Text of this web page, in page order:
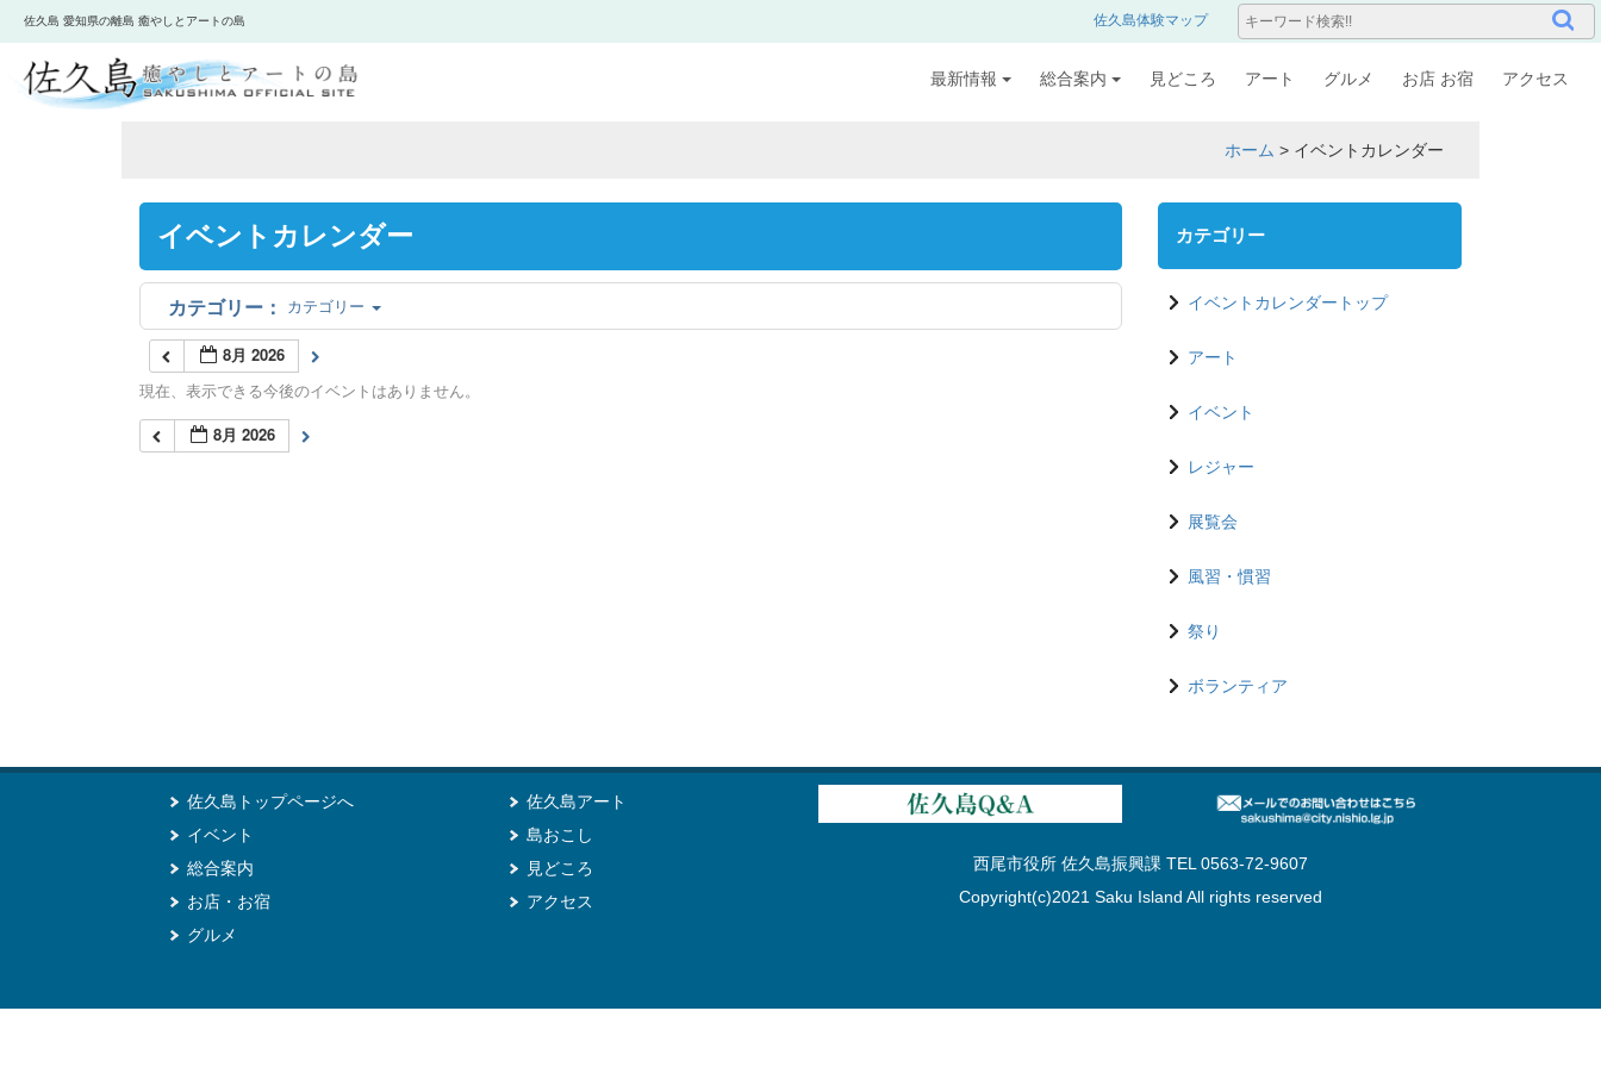
佐久島 愛知県の離島 癒やしとアートの島 佐久島体験マップ
最新情報 総合案内 見どころ アート グルメ お店 お宿 アクセス
ホーム > イベントカレンダー
イベントカレンダー
カテゴリー
8月 2026
現在、表示できる今後のイベントはありません。
8月 2026
カテゴリー
イベントカレンダートップ
アート
イベント
レジャー
展覧会
風習・慣習
祭り
ボランティア
佐久島トップページへ
イベント
総合案内
お店・お宿
グルメ
佐久島アート
島おこし
見どころ
アクセス
西尾市役所 佐久島振興課 TEL 0563-72-9607
Copyright(c)2021 Saku Island All rights reserved